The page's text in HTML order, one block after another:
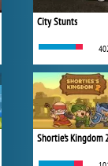
City Stunts
Shortie's Kingdom